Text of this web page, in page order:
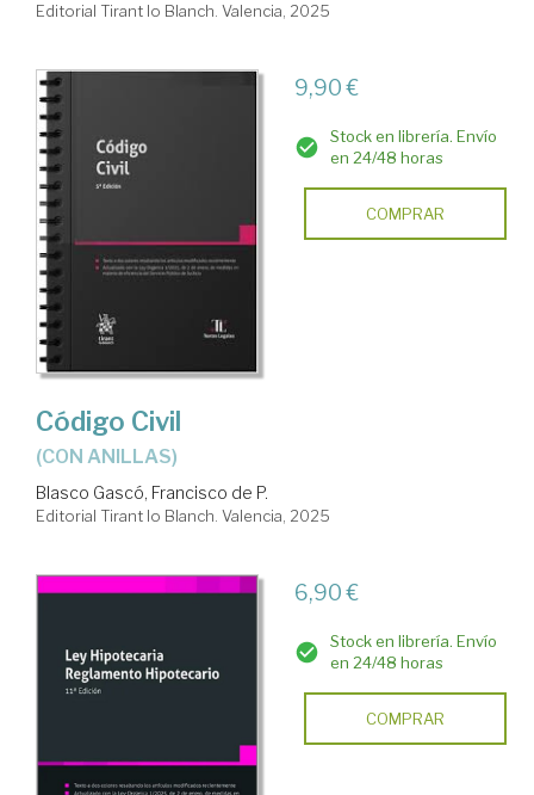
Editorial Tirant lo Blanch. Valencia, 2025
9,90 €
Stock en librería. Envío
en 24/48 horas
COMPRAR
Código Civil
(CON ANILLAS)
Blasco Gascó, Francisco de P.
Editorial Tirant lo Blanch. Valencia, 2025
6,90 €
Stock en librería. Envío
en 24/48 horas
COMPRAR